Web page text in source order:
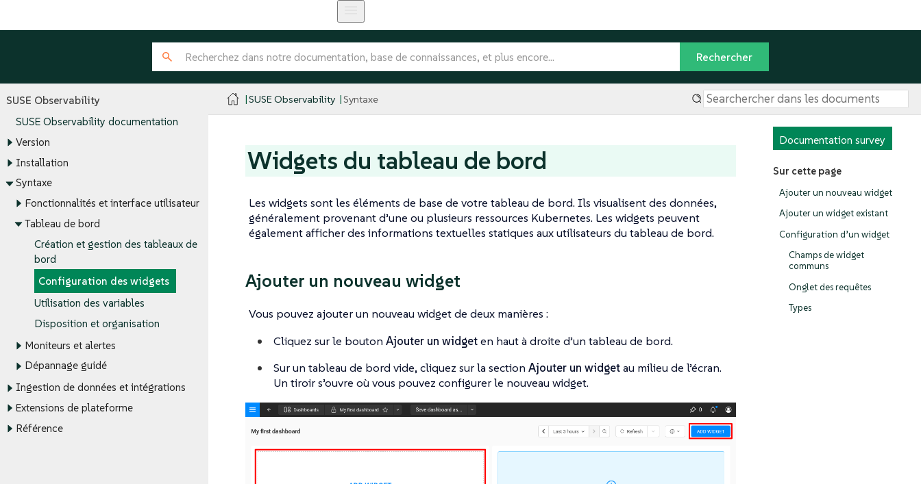
SUSE Observability
SUSE Observability documentation
Version
Installation
Syntaxe
Fonctionnalités et interface utilisateur
Tableau de bord
Création et gestion des tableaux de
bord
Configuration des widgets
Utilisation des variables
Disposition et organisation
Moniteurs et alertes
Dépannage guidé
Ingestion de données et intégrations
Extensions de plateforme
Référence
SUSE Observability Syntaxe
Documentation survey
Sur cette page
Ajouter un nouveau widget
Ajouter un widget existant
Configuration d’un widget
Champs de widget
communs
Onglet des requêtes
Types
Widgets du tableau de bord
Les widgets sont les éléments de base de votre tableau de bord. Ils visualisent des données,
généralement provenant d’une ou plusieurs ressources Kubernetes. Les widgets peuvent
également afficher des informations textuelles statiques aux utilisateurs du tableau de bord.
Ajouter un nouveau widget
Vous pouvez ajouter un nouveau widget de deux manières :
Cliquez sur le bouton Ajouter un widgeten haut à droite d’un tableau de bord.
Sur un tableau de bord vide, cliquez sur la section Ajouter un widgetau milieu de l’écran.
Un tiroir s’ouvre où vous pouvez configurer le nouveau widget.